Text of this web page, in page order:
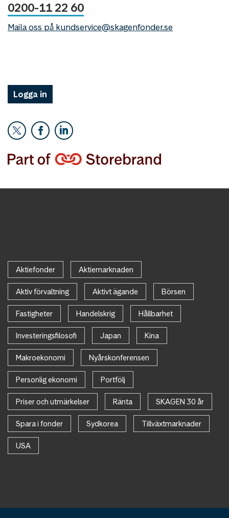
0200-11 22 60
Maila oss på kundservice@skagenfonder.se
Logga in
Aktiefonder Aktiemarknaden
Aktiv förvaltning Aktivt ägande Börsen
Fastigheter Handelskrig Hållbarhet
Investeringsfilosofi Japan Kina
Makroekonomi Nyårskonferensen
Personlig ekonomi Portfölj
Priser och utmärkelser Ränta SKAGEN 30 år
Spara i fonder Sydkorea Tillväxtmarknader
USA